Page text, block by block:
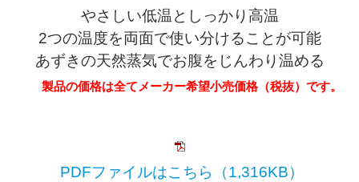
やさしい低温としっかり高温
2つの温度を両面で使い分けることが可能
あずきの天然蒸気でお腹をじんわり温める
製品の価格は全てメーカー希望小売価格（税抜）です。
PDFファイルはこちら（1,316KB）